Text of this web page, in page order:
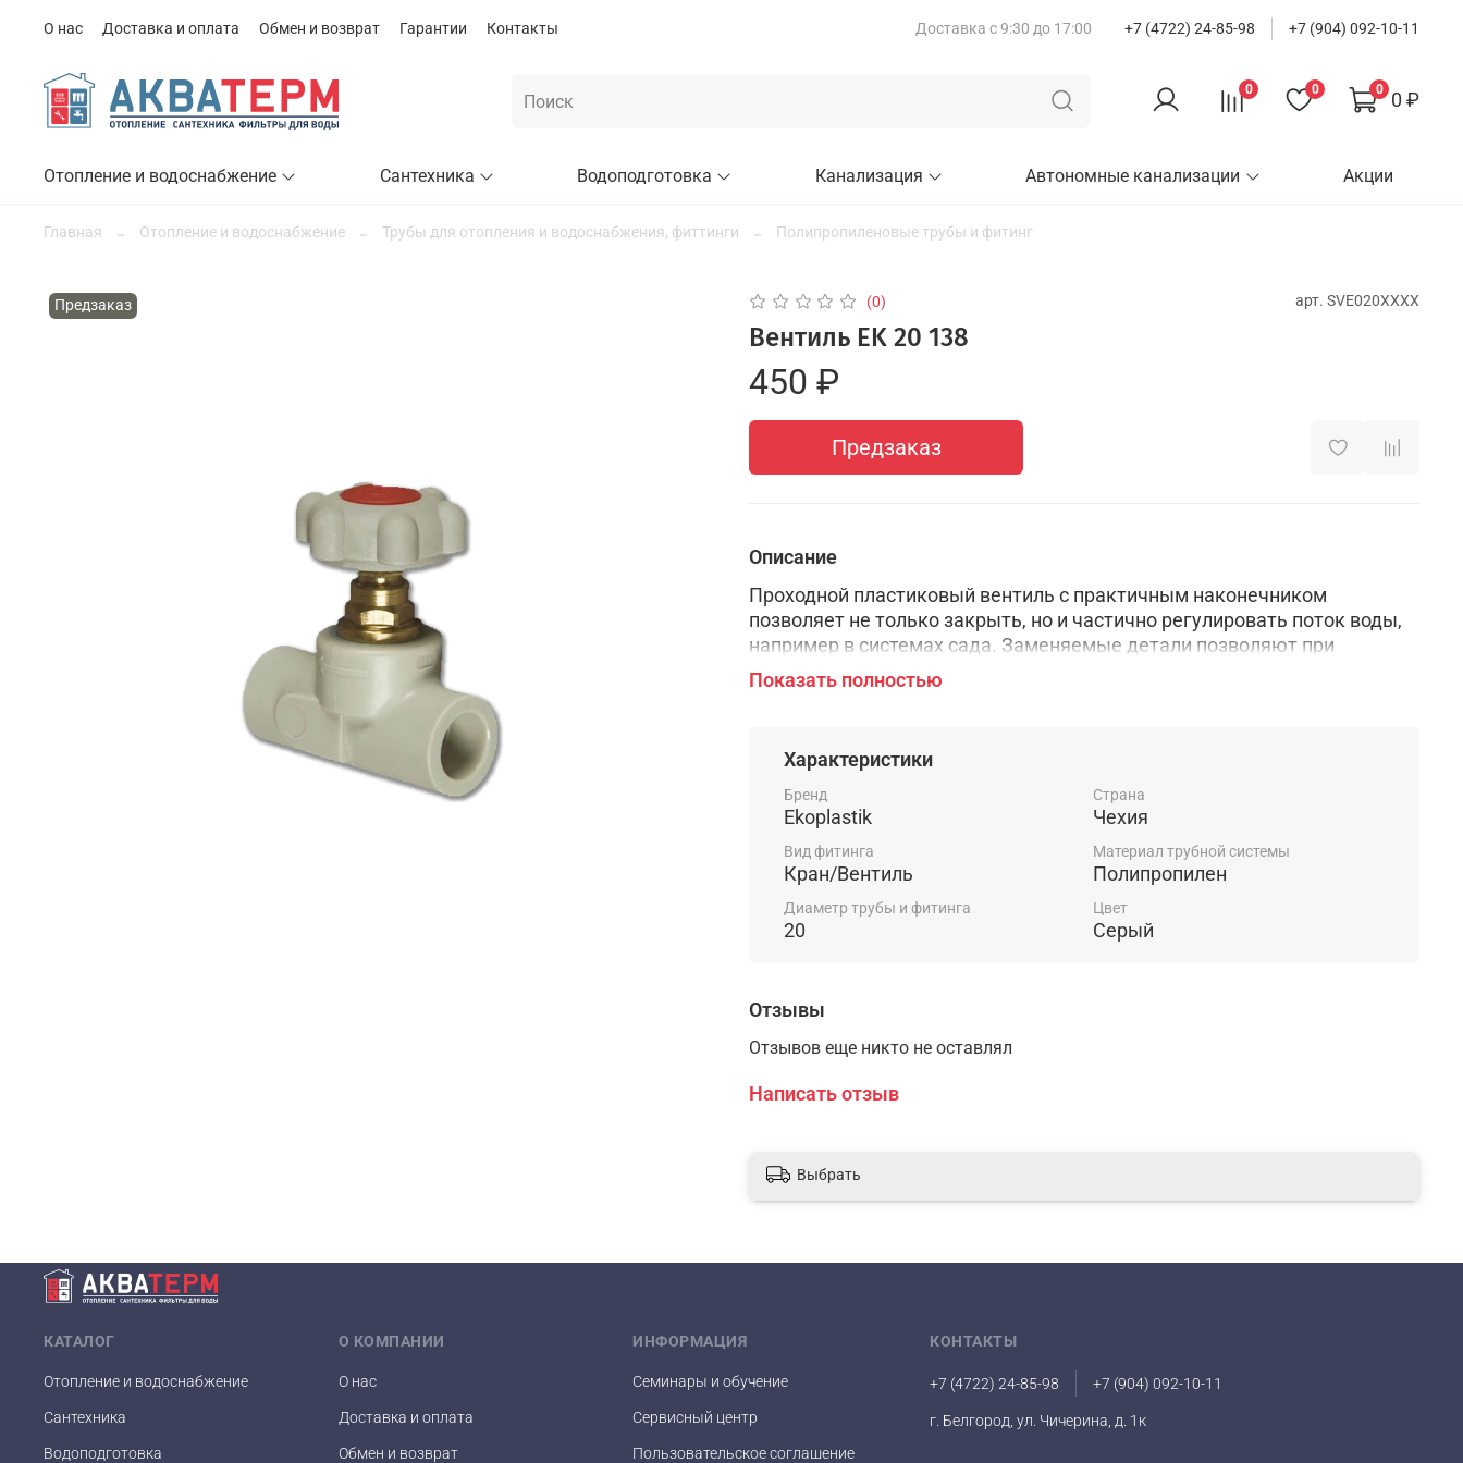
О нас Доставка и оплата Обмен и возврат Гарантии Контакты Доставка с 9:30 до 17:00 +7 (4722) 24-85-98 +7 (904) 092-10-11
0 0 0 0 ₽
Отопление и водоснабжение Сантехника Водоподготовка Канализация Автономные канализации Акции
Главная Отопление и водоснабжение Трубы для отопления и водоснабжения, фиттинги Полипропиленовые трубы и фитинг
Предзаказ (0) арт. SVE020XXXX
Вентиль EK 20 138
450 ₽
Предзаказ
Описание
Проходной пластиковый вентиль с практичным наконечником
позволяет не только закрыть, но и частично регулировать поток воды,
например в системах сада. Заменяемые детали позволяют при
правильном использовании и ремонте иметь бесконечный срок службы.
Показать полностью
Характеристики
Бренд
Ekoplastik
Страна
Чехия
Вид фитинга
Кран/Вентиль
Материал трубной системы
Полипропилен
Диаметр трубы и фитинга
20
Цвет
Серый
Отзывы
Отзывов еще никто не оставлял
Написать отзыв
Выбрать
КАТАЛОГ
Отопление и водоснабжение
Сантехника
Водоподготовка
О КОМПАНИИ
О нас
Доставка и оплата
Обмен и возврат
ИНФОРМАЦИЯ
Семинары и обучение
Сервисный центр
Пользовательское соглашение
КОНТАКТЫ
+7 (4722) 24-85-98 +7 (904) 092-10-11
г. Белгород, ул. Чичерина, д. 1к